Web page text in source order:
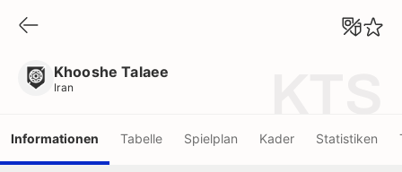
Khooshe Talaee
Iran
Informationen Tabelle Spielplan Kader Statistiken